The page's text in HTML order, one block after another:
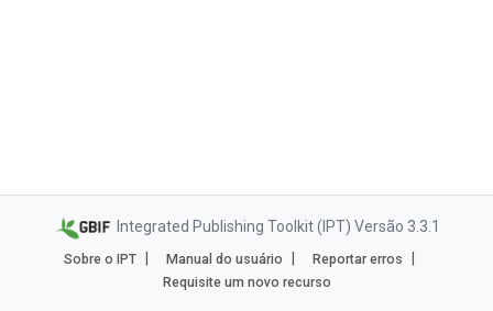
Integrated Publishing Toolkit (IPT) Versão 3.3.1
Sobre o IPT Manual do usuário
Reportar erros
Requisite um novo recurso